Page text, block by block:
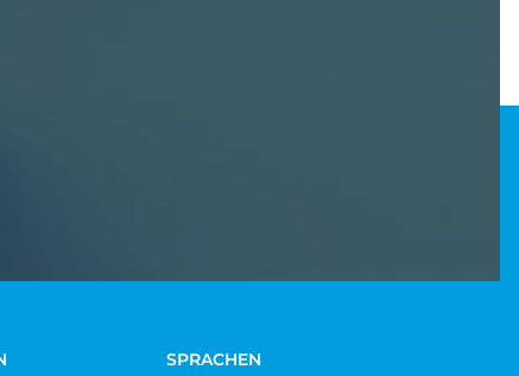
SPRACHEN